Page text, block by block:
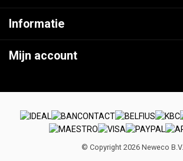
Informatie
Mijn account
© Copyright 2026 Neweco B.V.